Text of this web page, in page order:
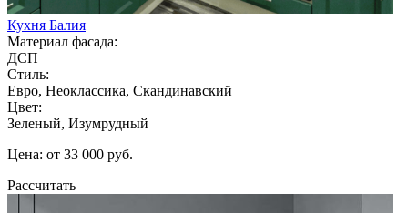
Кухня Балия
Материал фасада:
ДСП
Стиль:
Евро, Неоклассика, Скандинавский
Цвет:
Зеленый, Изумрудный
Цена: от 33 000 руб.
Рассчитать